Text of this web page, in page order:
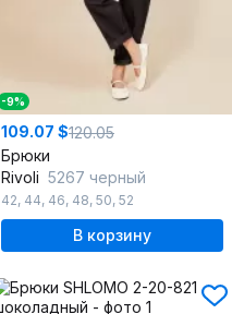
-9%
109.07 $120.05
Брюки
Rivoli 5267 черный
42, 44, 46, 48, 50, 52
В корзину